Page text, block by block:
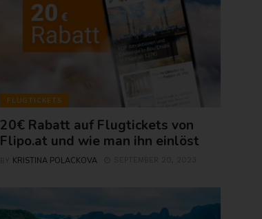
FLUGTICKETS
20€ Rabatt auf Flugtickets von
Flipo.at und wie man ihn einlöst
KRISTINA POLACKOVA